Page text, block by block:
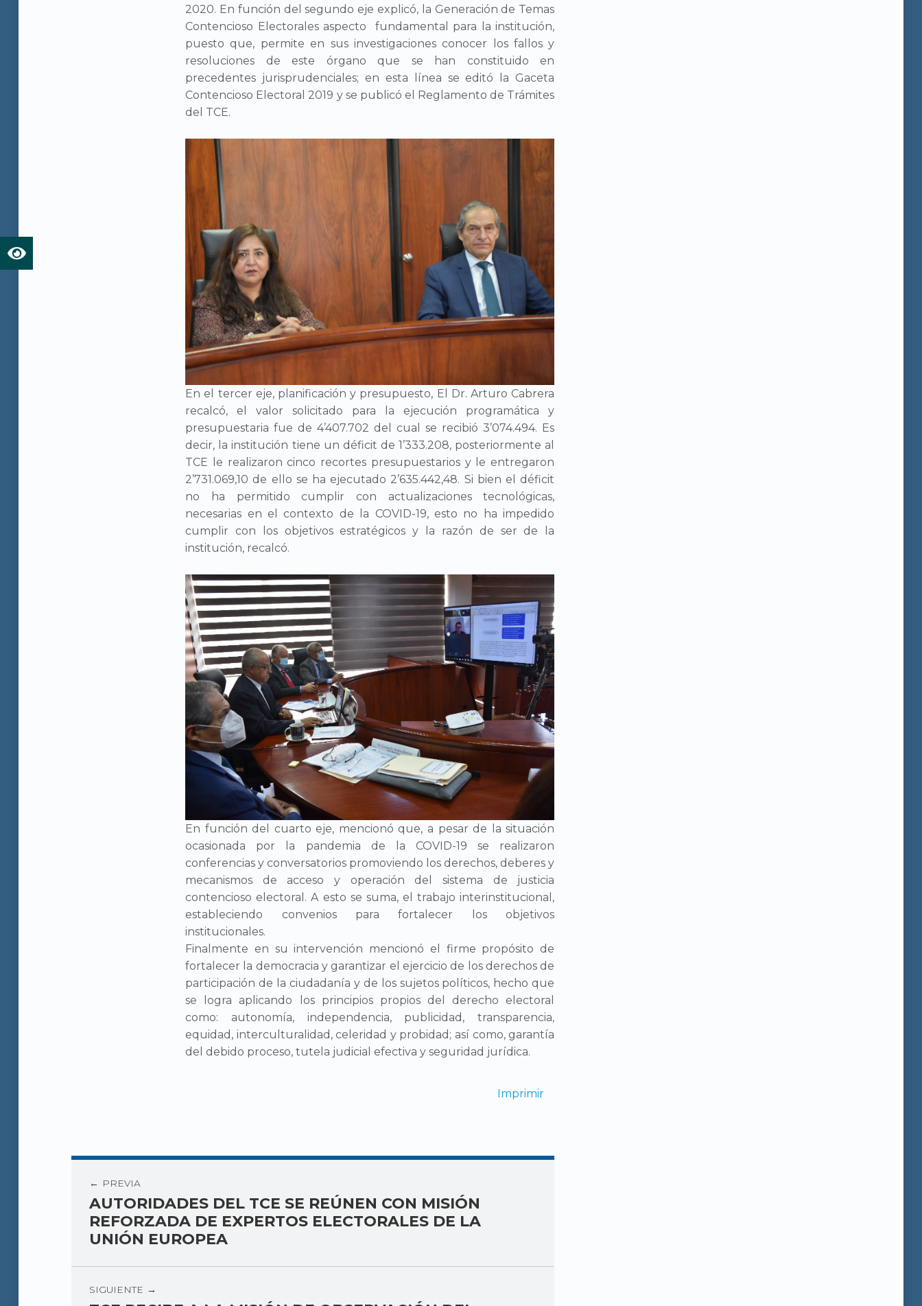
2020. En función del segundo eje explicó, la Generación de Temas
Contencioso Electorales aspecto fundamental para la institución,
puesto que, permite en sus investigaciones conocer los fallos y
resoluciones de este órgano que se han constituido en
precedentes jurisprudenciales; en esta línea se editó la Gaceta
Contencioso Electoral 2019 y se publicó el Reglamento de Trámites
del TCE.
En el tercer eje, planificación y presupuesto, El Dr. Arturo Cabrera
recalcó, el valor solicitado para la ejecución programática y
presupuestaria fue de 4’407.702 del cual se recibió 3’074.494. Es
decir, la institución tiene un déficit de 1’333.208, posteriormente al
TCE le realizaron cinco recortes presupuestarios y le entregaron
2’731.069,10 de ello se ha ejecutado 2’635.442,48. Si bien el déficit
no ha permitido cumplir con actualizaciones tecnológicas,
necesarias en el contexto de la COVID-19, esto no ha impedido
cumplir con los objetivos estratégicos y la razón de ser de la
institución, recalcó.
En función del cuarto eje, mencionó que, a pesar de la situación
ocasionada por la pandemia de la COVID-19 se realizaron
conferencias y conversatorios promoviendo los derechos, deberes y
mecanismos de acceso y operación del sistema de justicia
contencioso electoral. A esto se suma, el trabajo interinstitucional,
estableciendo convenios para fortalecer los objetivos
institucionales.
Finalmente en su intervención mencionó el firme propósito de
fortalecer la democracia y garantizar el ejercicio de los derechos de
participación de la ciudadanía y de los sujetos políticos, hecho que
se logra aplicando los principios propios del derecho electoral
como: autonomía, independencia, publicidad, transparencia,
equidad, interculturalidad, celeridad y probidad; así como, garantía
del debido proceso, tutela judicial efectiva y seguridad jurídica.
Imprimir
PREVIA
AUTORIDADES DEL TCE SE REÚNEN CON MISIÓN
REFORZADA DE EXPERTOS ELECTORALES DE LA
UNIÓN EUROPEA
SIGUIENTE